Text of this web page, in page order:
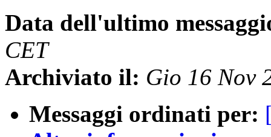
Data dell'ultimo
CET
Archiviato il: Gio 16 Nov
Messaggi ordinati per: